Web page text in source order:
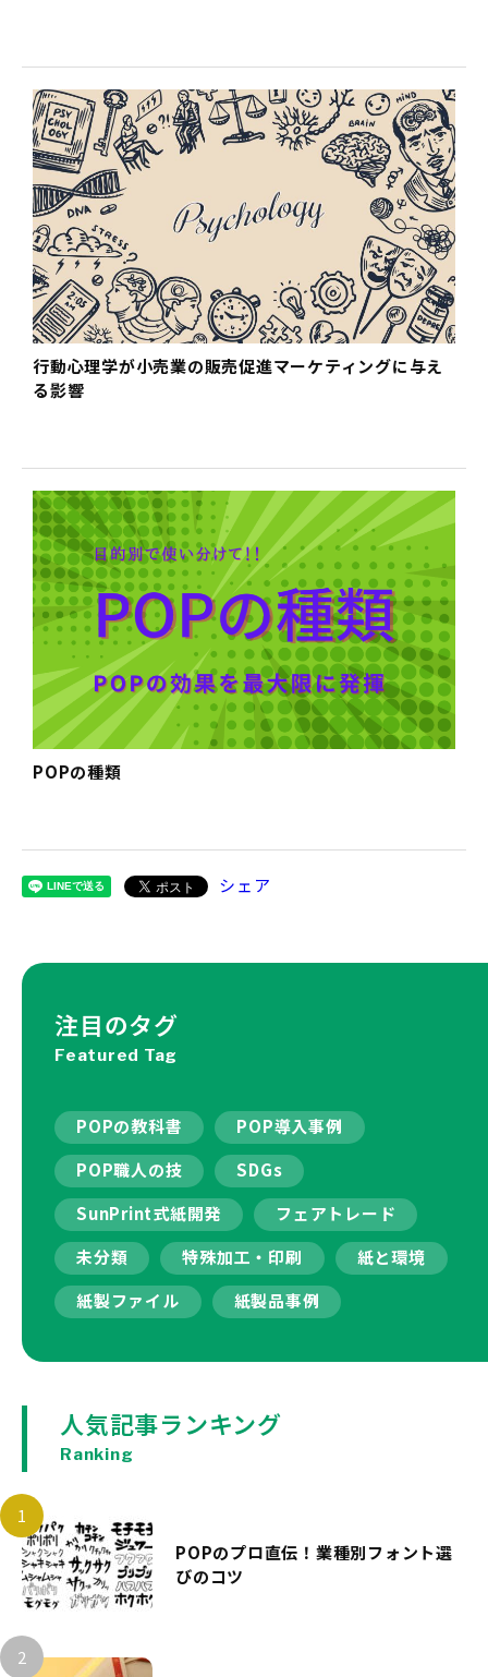
行動心理学が小売業の販売促進マーケティングに与え
る影響
POPの種類
シェア
注目のタグ
Featured Tag
POPの教科書
POP導入事例
POP職人の技
SDGs
SunPrint式紙開発
フェアトレード
未分類
特殊加工・印刷
紙と環境
紙製ファイル
紙製品事例
人気記事ランキング
Ranking
POPのプロ直伝！業種別フォント選
びのコツ